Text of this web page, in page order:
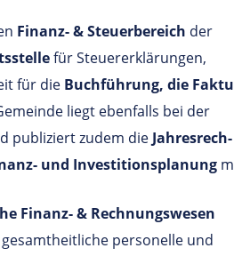
Finanz- & Steuerbereich der
für Steuererklärungen,
für die Buch­füh­rung, die
liegt ebenfalls bei der
pu­bli­ziert zudem die Jah­res­rech­
und In­ves­ti­tions­pla­nung
Finanz- & Rechnungswesen
personelle und